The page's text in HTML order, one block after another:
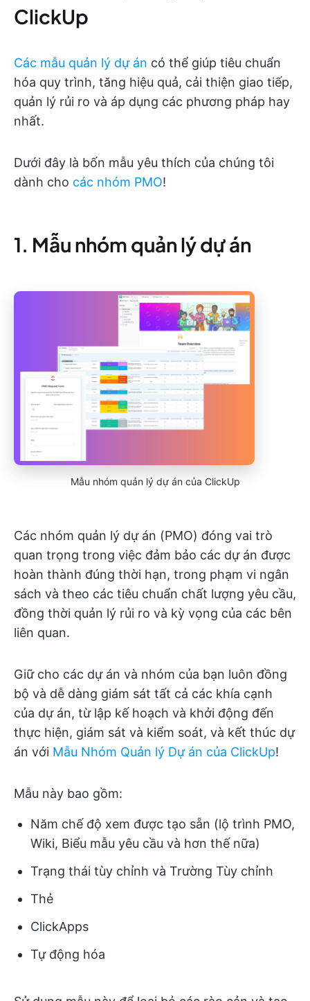
ClickUp
Các mẫu quản lý dự án có thể giúp tiêu chuẩn
hóa quy trình, tăng hiệu quả, cải thiện giao tiếp,
quản lý rủi ro và áp dụng các phương pháp hay
nhất.
Dưới đây là bốn mẫu yêu thích của chúng tôi
dành cho các nhóm PMO!
1. Mẫu nhóm quản lý dự án
Mẫu nhóm quản lý dự án của ClickUp
Các nhóm quản lý dự án (PMO) đóng vai trò
quan trọng trong việc đảm bảo các dự án được
hoàn thành đúng thời hạn, trong phạm vi ngân
sách và theo các tiêu chuẩn chất lượng yêu cầu,
đồng thời quản lý rủi ro và kỳ vọng của các bên
liên quan.
Giữ cho các dự án và nhóm của bạn luôn đồng
bộ và dễ dàng giám sát tất cả các khía cạnh
của dự án, từ lập kế hoạch và khởi động đến
thực hiện, giám sát và kiểm soát, và kết thúc dự
án với Mẫu Nhóm Quản lý Dự án của ClickUp!
Mẫu này bao gồm:
Năm chế độ xem được tạo sẵn (lộ trình PMO,
Wiki, Biểu mẫu yêu cầu và hơn thế nữa)
Trạng thái tùy chỉnh và Trường Tùy chỉnh
Thẻ
ClickApps
Tự động hóa